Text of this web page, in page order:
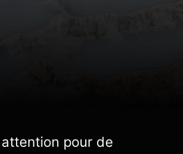
pour de